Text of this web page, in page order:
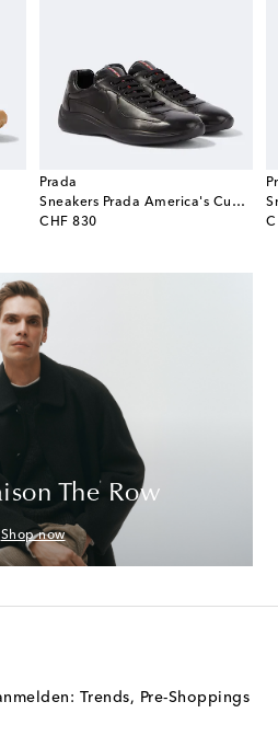
Prada
Sneakers Prada America's Cup aus Leder
CHF 830
original price
The Row
Shop now
Trends, Pre-Shoppings